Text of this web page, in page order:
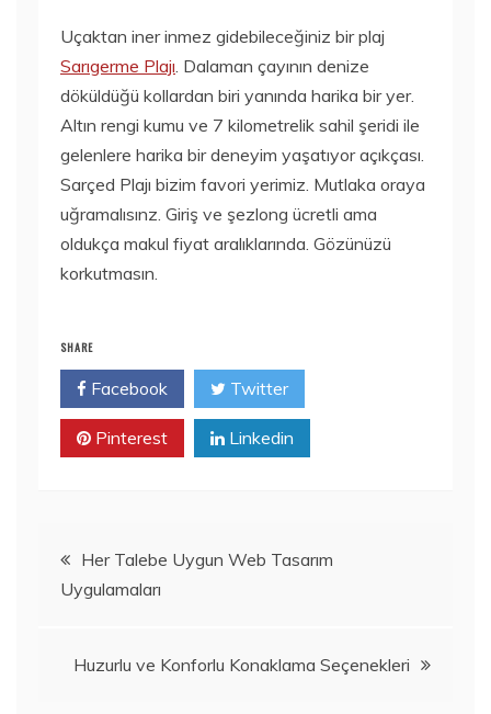
Uçaktan iner inmez gidebileceğiniz bir plaj
Sarıgerme Plajı. Dalaman çayının denize
döküldüğü kollardan biri yanında harika bir yer.
Altın rengi kumu ve 7 kilometrelik sahil şeridi ile
gelenlere harika bir deneyim yaşatıyor açıkçası.
Sarçed Plajı bizim favori yerimiz. Mutlaka oraya
uğramalısınz. Giriş ve şezlong ücretli ama
oldukça makul fiyat aralıklarında. Gözünüzü
korkutmasın.
SHARE
Facebook Twitter
Pinterest Linkedin
Yazı
gezinmesi
Her Talebe Uygun Web Tasarım
Uygulamaları
Huzurlu ve Konforlu Konaklama Seçenekleri